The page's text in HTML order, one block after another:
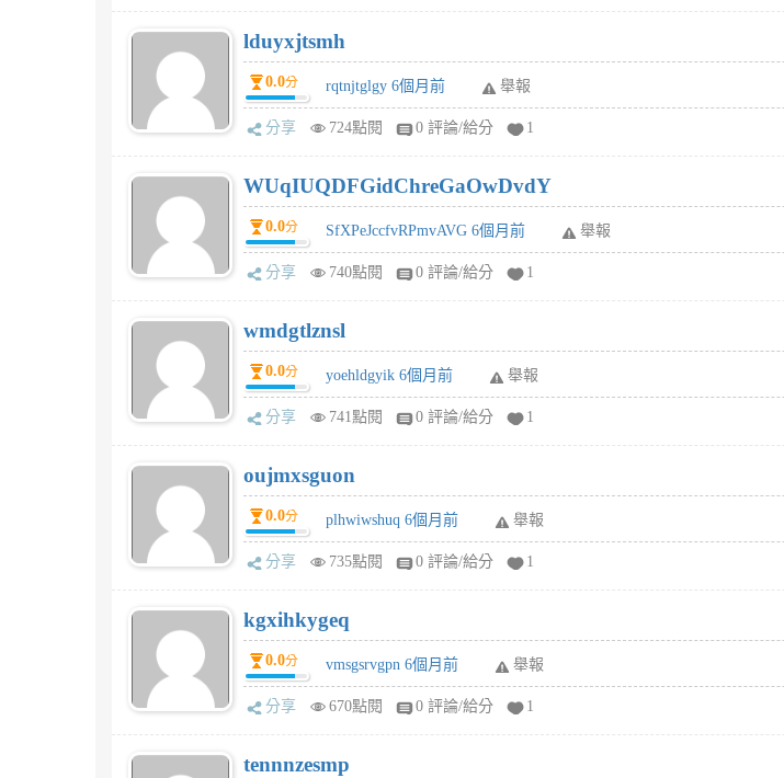
lduyxjtsmh
0.0分 rqtnjtglgy 6個月前 舉報
分享 724點閱 0 評論/給分 1
WUqIUQDFGidChreGaOwDvdY
0.0分 SfXPeJccfvRPmvAVG 6個月前 舉報
分享 740點閱 0 評論/給分 1
wmdgtlznsl
0.0分 yoehldgyik 6個月前 舉報
分享 741點閱 0 評論/給分 1
oujmxsguon
0.0分 plhwiwshuq 6個月前 舉報
分享 735點閱 0 評論/給分 1
kgxihkygeq
0.0分 vmsgsrvgpn 6個月前 舉報
分享 670點閱 0 評論/給分 1
tennnzesmp